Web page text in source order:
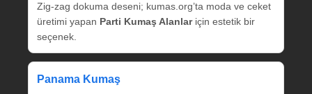
Zig‑zag dokuma deseni; kumas.org’ta moda ve ceket
üretimi yapan Parti Kumaş Alanlariçin estetik bir
seçenek.
Panama Kumaş